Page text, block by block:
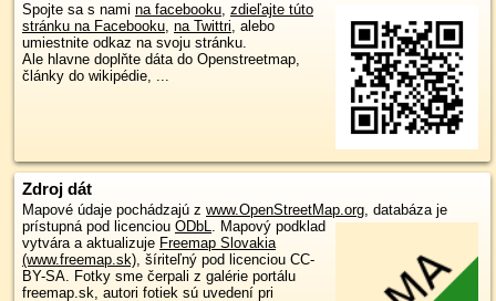
Spojte sa s nami na facebooku, zdieľajte túto
stránku na Facebooku, na Twittri, alebo
umiestnite odkaz na svoju stránku.
Ale hlavne doplňte dáta do Openstreetmap,
články do wikipédie, ...
Zdroj dát
Mapové údaje pochádzajú z www.OpenStreetMap.org , databáza je
prístupná pod licenciou ODbL
Mapový podklad
vytvára a aktualizuje Freemap Slovakia
(www.freemap.sk) , šíriteľný pod licenciou CC-
BY-SA. Fotky sme čerpali z galérie portálu
freemap.sk, autori fotiek sú uvedení pri